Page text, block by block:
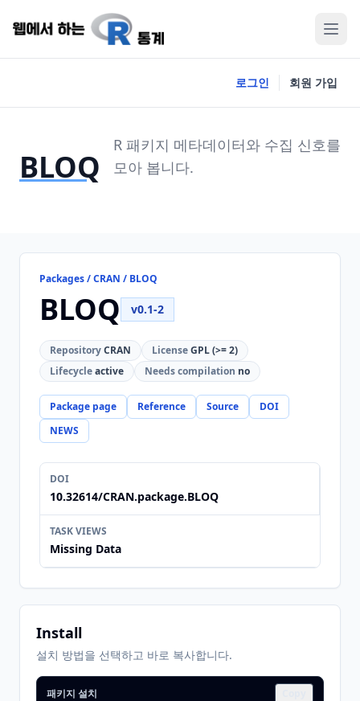
로그인 회원 가입
BLOQ
R 패키지 메타데이터와 수집 신호를
모아 봅니다.
Packages / CRAN / BLOQ
BLOQ v0.1-2
RepositoryCRAN LicenseGPL (>= 2)
Lifecycleactive Needs compilation no
Package page Reference Source
DOI
NEWS
DOI
10.32614/CRAN.package.BLOQ
TASK VIEWS
Missing Data
Install
설치 방법을 선택하고 바로 복사합니다.
패키지 설치